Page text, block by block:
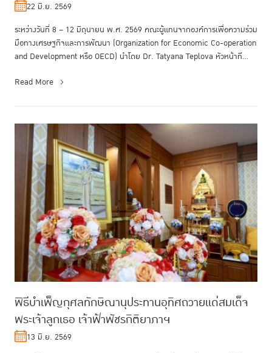
22 มิ.ย. 2569
ระหว่างวันที่ 8 – 12 มิถุนายน พ.ศ. 2569 คณะผู้แทนจากองค์การเพื่อความร่วม
มือทางเศรษฐกิจและการพัฒนา (Organization for Economic Co-operation
and Development หรือ OECD) นำโดย Dr. Tatyana Teplova หัวหน้าที...
Read More
พิธีบำเพ็ญกุศลทักษิณานุประทานอุทิศถวายแด่สมเด็จ
พระเจ้าลูกเธอ เจ้าฟ้าพัชรกิติยาภาฯ
13 มิ.ย. 2569